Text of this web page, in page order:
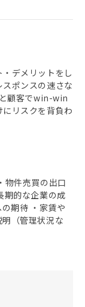
デメリットをし
ポンスの速さな
顧客でwin-win
リスクを背負わ
物件売買の出口
的な企業の成
期待 ・家賃や
（管理状況な